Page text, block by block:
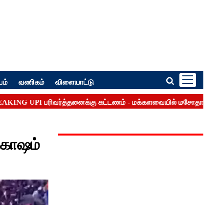
வணிகம் விளையாட்டு